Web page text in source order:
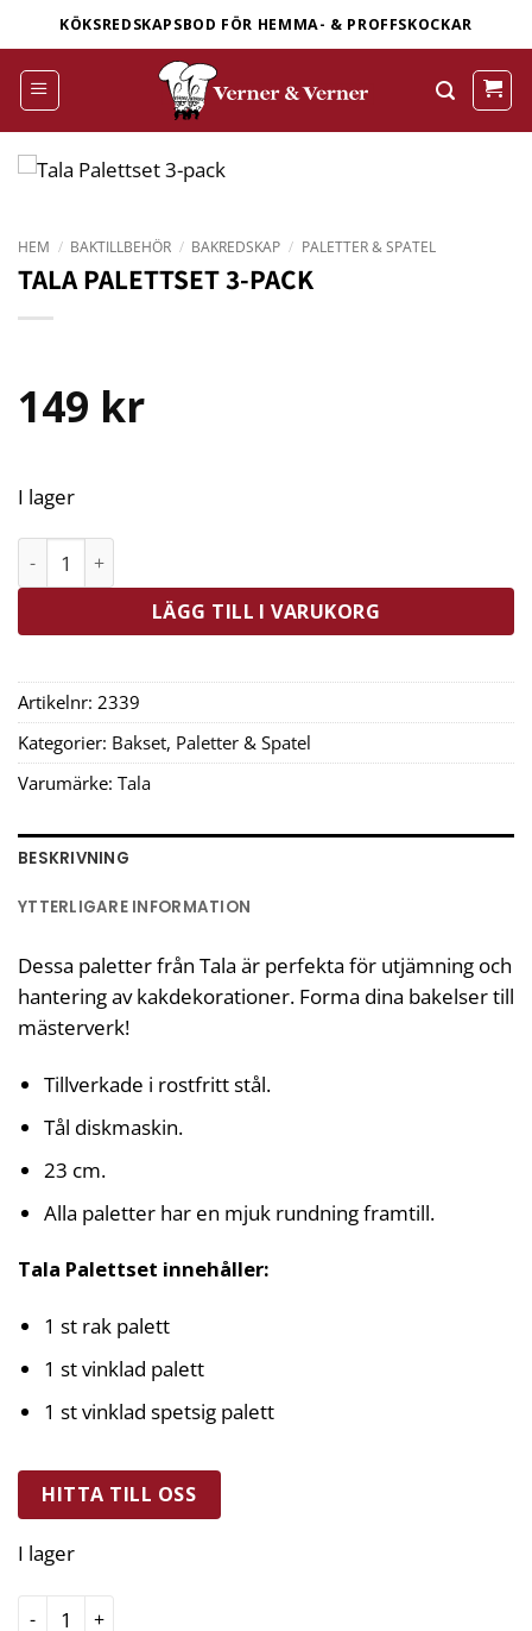
to
content
KÖKSREDSKAPSBOD FÖR HEMMA- & PROFFSKOCKAR
HEM / BAKTILLBEHÖR / BAKREDSKAP / PALETTER & SPATEL
TALA PALETTSET 3-PACK
149 kr
I lager
LÄGG TILL I VARUKORG
Artikelnr: 2339
Kategorier: Bakset, Paletter & Spatel
Varumärke: Tala
BESKRIVNING
YTTERLIGARE INFORMATION
Dessa paletter från Tala är perfekta för utjämning och
hantering av kakdekorationer. Forma dina bakelser till
mästerverk!
Tillverkade i rostfritt stål.
Tål diskmaskin.
23 cm.
Alla paletter har en mjuk rundning framtill.
Tala Palettset innehåller:
1 st rak palett
1 st vinklad palett
1 st vinklad spetsig palett
HITTA TILL OSS
I lager